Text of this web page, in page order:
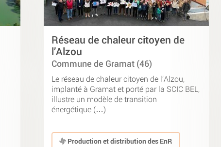
Réseau de chaleur citoyen de
l’Alzou
Commune de Gramat (46)
Le réseau de chaleur citoyen de l’Alzou,
implanté à Gramat et porté par la SCIC BEL,
illustre un modèle de transition
énergétique (…)
Production et distribution des EnR